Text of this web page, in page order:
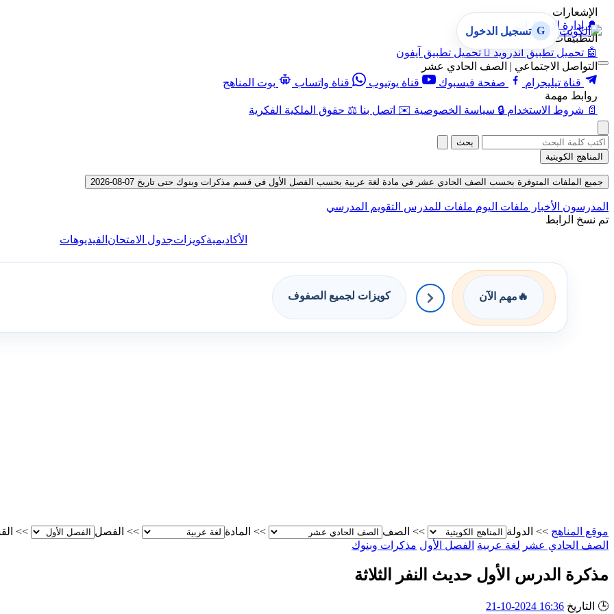
الإشعارات
🔔 إدارة الإشعارات
التطبيقات
🤖 تحميل تطبيق أندرويد  تحميل تطبيق آيفون
التواصل الاجتماعي | الصف الحادي عشر
قناة تيليجرام
صفحة فيسبوك قناة يوتيوب قناة واتساب
بوت المناهج
روابط مهمة
📄 شروط الاستخدام 🔒 سياسة الخصوصية ✉️ اتصل بنا ⚖️ حقوق الملكية الفكرية
G تسجيل الدخول
بحث
المناهج الكويتية
جميع الملفات المتوفرة بحسب الصف الحادي عشر في مادة لغة عربية بحسب الفصل الأول في قسم مذكرات وبنوك حتى تاريخ 07-08-2026
المدرسون الأخبار ملفات اليوم ملفات للمدرس التقويم المدرسي
تم نسخ الرابط
الأكاديميةكويزاتجدول الامتحان الفيديوهات
🔥 مهم الآن كويزات لجميع الصفوف
موقع المناهج >> الدولة >> الصف >> المادة >> الفصل >>
الصف الحادي عشر لغة عربية الفصل الأول مذكرات وبنوك
مذكرة الدرس الأول حديث النفر الثلاثة
🕒 التاريخ 16:36 2024-10-21